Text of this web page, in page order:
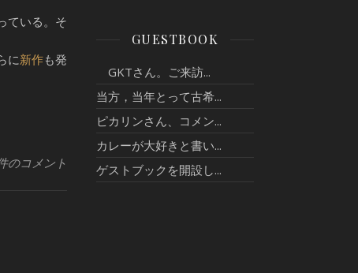
ている。そ
に新作も発
のコメント
GUESTBOOK
GKTさん。ご来訪...
当方，当年とって古希...
ピカリンさん、コメン...
カレーが大好きと書い...
ゲストブックを開設し...